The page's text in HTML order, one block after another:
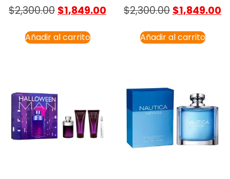
$2,300.00 $1,849.00
Añadir al carrito
$2,300.00 $1,849.00
Añadir al carrito